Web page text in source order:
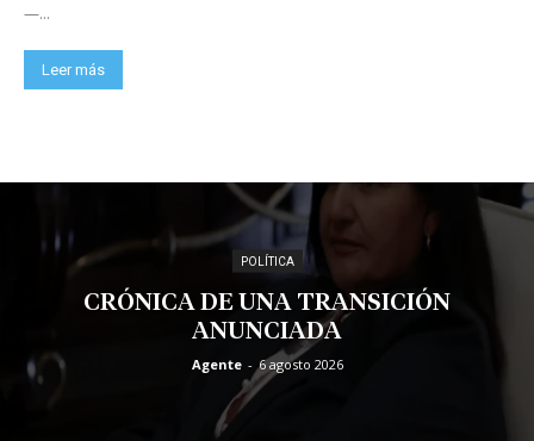
—...
Leer más
POLÍTICA
CRÓNICA DE UNA TRANSICIÓN
ANUNCIADA
Agente - 6 agosto 2026